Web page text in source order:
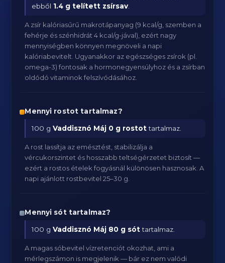
ebből 1.4 g telített zsírsav
A zsír kalóriasűrű makrotápanyag (9 kcal/g, szemben a
fehérje és szénhidrát 4 kcal/g-jával), ezért nagy
mennyiségben könnyen megnöveli a napi
kalóriabevitelt. Ugyanakkor az egészséges zsírok (pl.
omega-3) fontosak a hormonegyensúlyhoz és a zsírban
oldódó vitaminok felszívódásához.
Mennyi rostot tartalmaz?
100 gVaddisznó Máj 0 g rostottartalmaz.
A rost lassítja az emésztést, stabilizálja a
vércukorszintet és hosszabb teltségérzetet biztosít —
ezért a rostos ételek fogyásnál különösen hasznosak. A
napi ajánlott rostbevitel 25–30 g.
Mennyi sót tartalmaz?
100 gVaddisznó Máj 80 g sóttartalmaz.
A magas sóbevitel vízretenciót okozhat, ami a
mérlegszámon is megjelenik — bár ez nem valódi